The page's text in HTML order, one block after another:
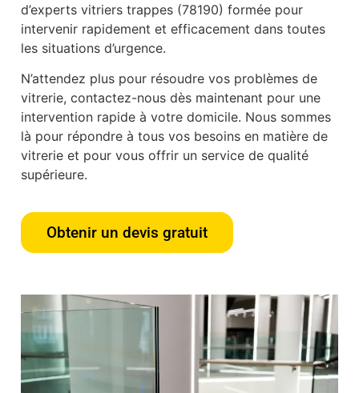
d’experts vitriers trappes (78190) formée pour
intervenir rapidement et efficacement dans toutes
les situations d’urgence.
N’attendez plus pour résoudre vos problèmes de
vitrerie, contactez-nous dès maintenant pour une
intervention rapide à votre domicile. Nous sommes
là pour répondre à tous vos besoins en matière de
vitrerie et pour vous offrir un service de qualité
supérieure.
Obtenir un devis gratuit